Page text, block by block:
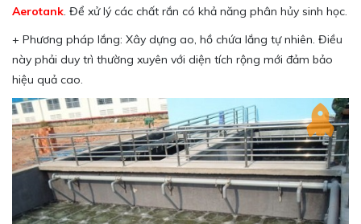
Aerotank. Để xử lý các chất rắn có khả năng phân hủy sinh học.
+ Phương pháp lắng: Xây dựng ao, hồ chứa lắng tự nhiên. Điều
này phải duy trì thường xuyên với diện tích rộng mới đảm bảo
hiệu quả cao.